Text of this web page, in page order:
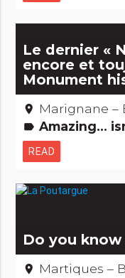
Le dernier «
encore et
Monument
place Marignane –
label Amazing... isn't it?
READ
Do you
place Martiques –